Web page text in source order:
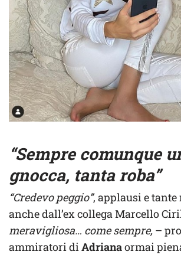
“Sempre comunque
gnocca, tanta roba”
“Credevo peggio”, applausi e
anche dall’ex collega Marcello
meravigliosa… come sempre, –
ammiratori diAdrianaormai